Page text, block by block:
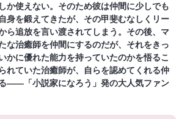
か使えない。そのため彼は仲間に少しでも
身を鍛えてきたが、その甲斐むなしくリー
ら追放を言い渡されてしまう。その後、マ
な治癒師を仲間にするのだが、それをきっ
かに優れた能力を持っていたのかを悟るこ
れていた治癒師が、自らを認めてくれる仲
――「小説家になろう」発の大人気ファン